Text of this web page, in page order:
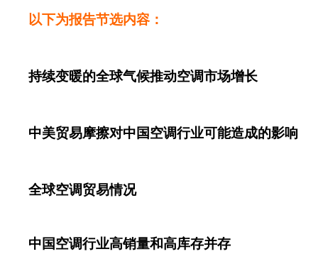
以下为报告节选内容：
持续变暖的全球气候推动空调市场增长
中美贸易摩擦对中国空调行业可能造成的影响
全球空调贸易情况
中国空调行业高销量和高库存并存